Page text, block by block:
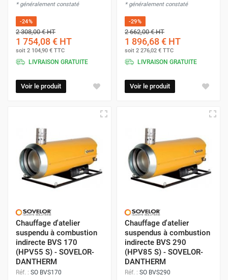
* généralement constaté
-24%
2 308,00 €HT
1 754,08 € HT
soit 2 104,90 € TTC
LIVRAISON GRATUITE
Voir le produit
* généralement constaté
-29%
2 662,00 €HT
1 896,68 € HT
soit 2 276,02 € TTC
LIVRAISON GRATUITE
Voir le produit
Chauffage d'atelier
suspendu à combustion
indirecte BVS 170
(HPV55 S) - SOVELOR-
DANTHERM
Réf. : SO BVS170
Chauffage d'atelier
suspendus à combustion
indirecte BVS 290
(HPV85 S) - SOVELOR-
DANTHERM
Réf. : SO BVS290